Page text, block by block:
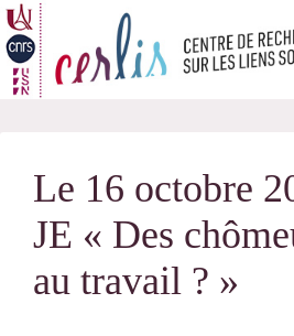
Passer
au
contenu
Le 16 octobre
JE « Des
au travail ? »